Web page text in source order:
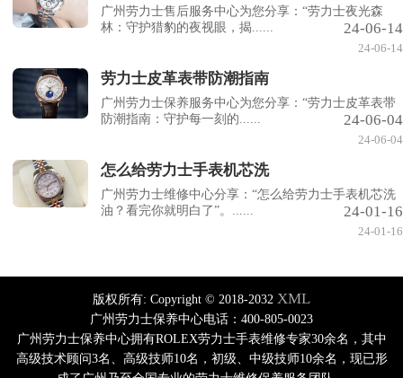
广州劳力士售后服务中心为您分享：“劳力士夜光森
林：守护猎豹的夜视眼，揭......
24-06-14
24-06-14
劳力士皮革表带防潮指南
广州劳力士保养服务中心为您分享：“劳力士皮革表带
防潮指南：守护每一刻的......
24-06-04
24-06-04
怎么给劳力士手表机芯洗
广州劳力士维修中心分享：“怎么给劳力士手表机芯洗
油？看完你就明白了”。......
24-01-16
24-01-16
版权所有: Copyright © 2018-2032 XML
广州劳力士保养中心电话：400-805-0023
广州劳力士保养中心拥有ROLEX劳力士手表维修专家30余名，其中
高级技术顾问3名、高级技师10名，初级、中级技师10余名，现已形